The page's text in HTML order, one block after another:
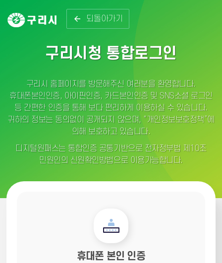
되돌아가기
구리시청 통합로그인
구리시 홈페이지를 방문해주신 여러분을 환영합니다.
휴대폰본인인증, 아이핀인증, 카드본인인증 및 SNS소셜 로그인
등 간편한 인증을 통해 보다 편리하게 이용하실 수 있습니다.
귀하의 정보는 동의없이 공개되지 않으며, “개인정보보호정책”에
의해 보호하고 있습니다.
디지털원패스는 통합인증 공통기반으로 전자정부법 제10조
민원인의 신원확인방법으로 이용가능합니다.
휴대폰 본인 인증